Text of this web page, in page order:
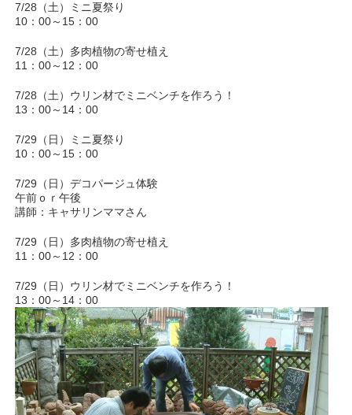
7/28（土）ミニ夏祭り
10：00～15：00
7/28（土）多肉植物の寄せ植え
11：00～12：00
7/28（土）ウリン材でミニベンチを作ろう！
13：00～14：00
7/29（日）ミニ夏祭り
10：00～15：00
7/29（日）デコパージュ体験
午前ｏｒ午後
講師：キャサリンママさん
7/29（日）多肉植物の寄せ植え
11：00～12：00
7/29（日）ウリン材でミニベンチを作ろう！
13：00～14：00